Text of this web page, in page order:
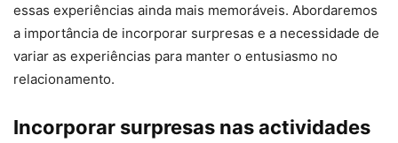
essas experiências ainda mais memoráveis. Abordaremos
a importância de incorporar surpresas e a necessidade de
variar as experiências para manter o entusiasmo no
relacionamento.
Incorporar surpresas nas actividades